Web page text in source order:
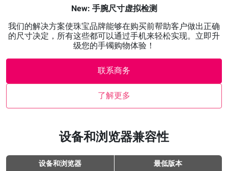
New: 手腕尺寸虚拟检测
我们的解决方案使珠宝品牌能够在购买前帮助客户做出正确
的尺寸决定，所有这些都可以通过手机来轻松实现。立即升
级您的手镯购物体验！
联系商务
了解更多
设备和浏览器兼容性
设备和浏览器 最低版本